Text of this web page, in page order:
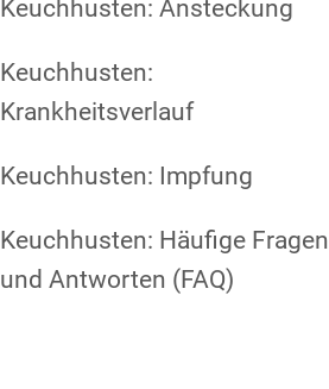
Keuchhusten: Ansteckung
Keuchhusten:
Krankheitsverlauf
Keuchhusten: Impfung
Keuchhusten: Häufige Fragen
und Antworten (FAQ)